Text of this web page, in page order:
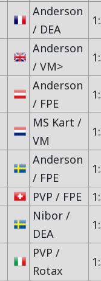
Anderson
/ DEA
Anderson
/ VM>
Anderson
/ FPE
MS Kart /
VM
Anderson
/ FPE
PVP / FPE
Nibor /
DEA
PVP /
Rotax